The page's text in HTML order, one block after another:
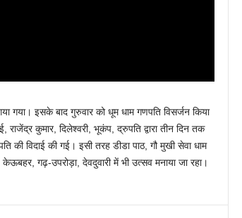
गया। इसके बाद गुरुवार को धूम धाम गणपति विसर्जन किया
राजेंद्र कुमार, दिलेश्वरी, भूकंप, द्रुपति द्वारा तीन दिन तक
की विदाई की गई। इसी तरह डीडा पाठ, गौ मुखी सेवा धाम
गढ़-उपरोड़ा, देवदुवारी में भी उत्सव मनाया जा रहा।